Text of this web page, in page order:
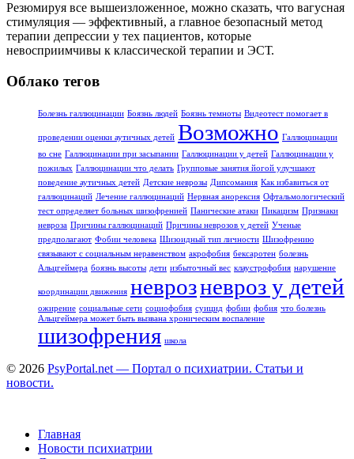
Резюмируя все вышеизложенное, можно сказать, что вагусная
стимуляция — эффективный, а главное безопасный метод
терапии депрессии у тех пациентов, которые
невосприимчивы к классической терапии и ЭСТ.
Облако тегов
Болезнь галлюцинации Боязнь людей Боязнь темноты Видеотест помогает в
проведении оценки аутичных детей Возможно Галлюцинации
во сне Галлюцинации при засыпании Галлюцинации у детей Галлюцинации у
пожилых Галлюцинации что делать Групповые занятия йогой улучшают
поведение аутичных детей Детские неврозы Дипсомания Как избавиться от
галлюцинаций Лечение галлюцинаций Нервная анорексия Офтальмологический
тест определяет больных шизофренией Панические атаки Пикацизм Признаки
невроза Причины галлюцинаций Причины неврозов у детей Ученые
предполагают Фобии человека Шизоидный тип личности Шизофрению
связывают с социальным неравенством акрофобия бексаротен болезнь
Альцгеймера боязнь высоты дети избыточный вес клаустрофобия нарушение
координации движения неврозневроз у детей
ожирение социальные сети социофобия суицид фобии фобия что болезнь
Альцгеймера может быть вызвана хроническим воспаление
шизофрения школа
© 2026 PsyPortal.net — Портал о психиатрии. Статьи и
новости.
Главная
Новости психиатрии